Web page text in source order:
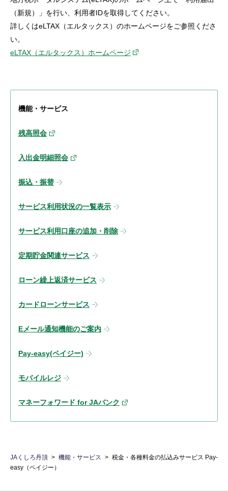
（新規）」を行い、利用者IDを取得してください。
詳しくはeLTAX（エルタックス）のホームページをご参照くださ
い。
eLTAX（エルタックス）ホームページ
機能・サービス
残高照会
入出金明細照会
振込・振替
サービス利用状況の一覧表示
サービス利用口座の追加・削除
定期貯金関連サービス
ローン繰上返済サービス
カードローンサービス
Eメール通知機能のご案内
Pay-easy(ペイジー)
モバイルレジ
マネーフォワード for JAバンク
JAくしろ丹頂 機能・サービス
税金・各種料金の払込みサービス Pay-
easy（ペイジー）